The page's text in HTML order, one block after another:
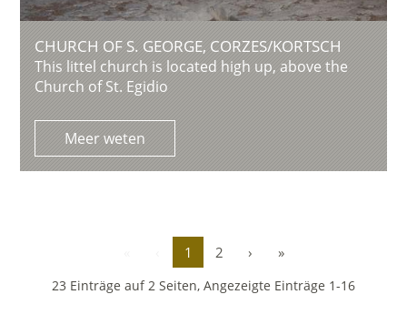
CHURCH OF S. GEORGE, CORZES/KORTSCH
This littel church is located high up, above the
Church of St. Egidio
Meer weten
1 2 › »
23 Einträge auf 2 Seiten, Angezeigte Einträge 1-16